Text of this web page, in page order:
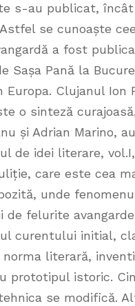
s-au publicat,
se cunoaște
a fost
Sașa Pană la
Europa. Clujanul
o sinteză
și Adrian Marino,
de idei literare,
care este cea
unde
felurite
curentului initial,
literară,
prototipul istoric.
se modifică.